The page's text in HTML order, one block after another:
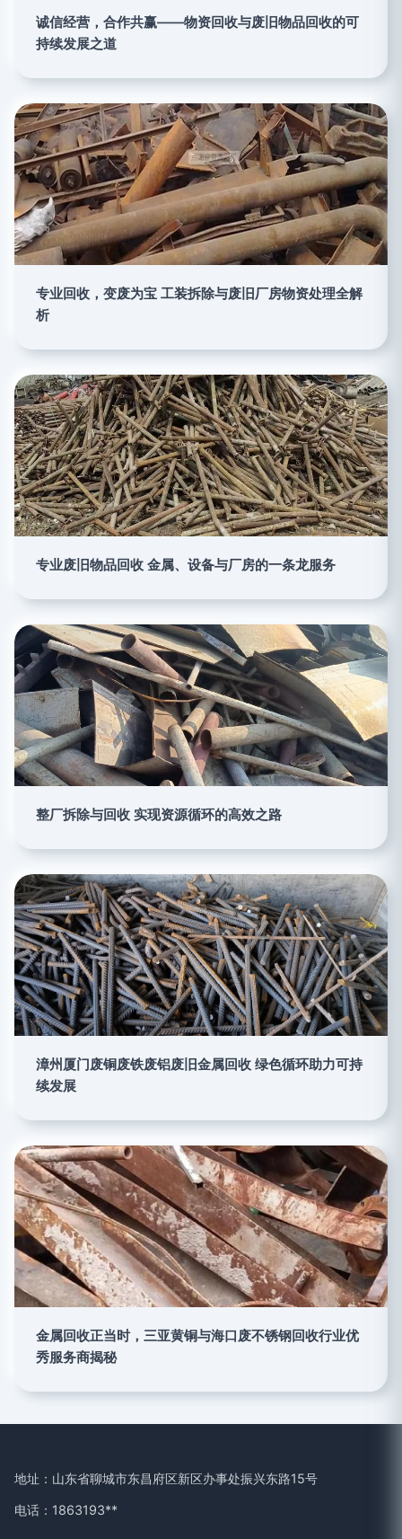
诚信经营，合作共赢——物资回收与废旧物品回收的可
持续发展之道
专业回收，变废为宝 工装拆除与废旧厂房物资处理全解
析
专业废旧物品回收 金属、设备与厂房的一条龙服务
整厂拆除与回收 实现资源循环的高效之路
漳州厦门废铜废铁废铝废旧金属回收 绿色循环助力可持
续发展
金属回收正当时，三亚黄铜与海口废不锈钢回收行业优
秀服务商揭秘
地址：山东省聊城市东昌府区新区办事处振兴东路15号
电话：1863193**